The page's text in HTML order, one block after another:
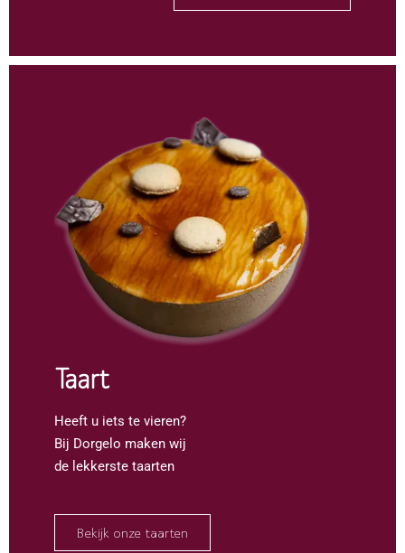
Taart
Heeft u iets te vieren?
Bij Dorgelo maken wij
de lekkerste taarten
Bekijk onze taarten